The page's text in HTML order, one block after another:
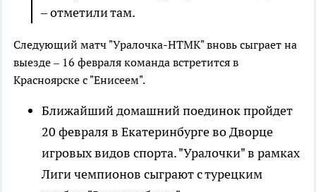
– отметили там.
Следующий матч "Уралочка-НТМК" вновь сыграет на
выезде – 16 февраля команда встретится в
Красноярске с "Енисеем".
Ближайший домашний поединок пройдет
20 февраля в Екатеринбурге во Дворце
игровых видов спорта. "Уралочки" в рамках
Лиги чемпионов сыграют с турецким